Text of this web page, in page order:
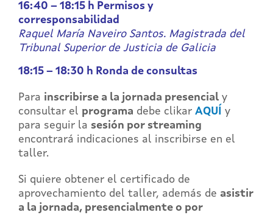
16:40 – 18:15 h Permisos y
corresponsabilidad
Raquel María Naveiro Santos. Magistrada del
Tribunal Superior de Justicia de Galicia
18:15 – 18:30 h Ronda de consultas
Para inscribirse a la jornada presencial y
consultar el programa debe clikar AQUÍ
y
para seguir la sesión por streaming
encontrará indicaciones al inscribirse en el
taller.
Si quiere obtener el certificado de
aprovechamiento del taller, además de asistir
a la jornada, presencialmente o por